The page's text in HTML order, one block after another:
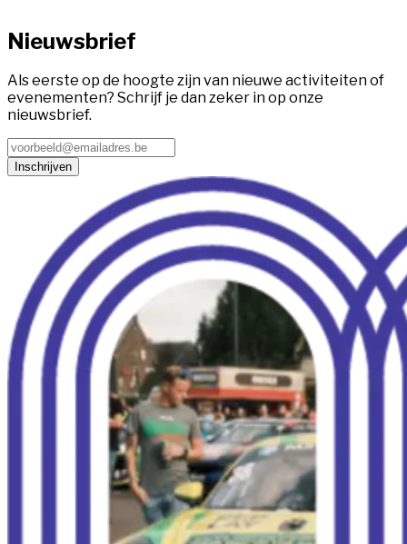
Nieuwsbrief
Als eerste op de hoogte zijn van nieuwe activiteiten of
evenementen? Schrijf je dan zeker in op onze
nieuwsbrief.
Inschrijven